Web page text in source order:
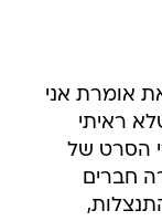
אומרת אני
כזה, שלא ראיתי
הסרט של
חברים